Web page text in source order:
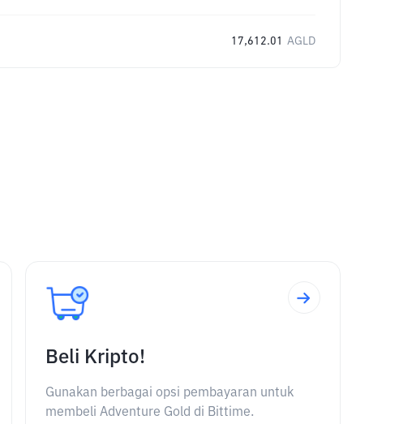
17,612.01 AGLD
Beli Kripto!
Gunakan berbagai opsi pembayaran untuk
membeli Adventure Gold di Bittime.